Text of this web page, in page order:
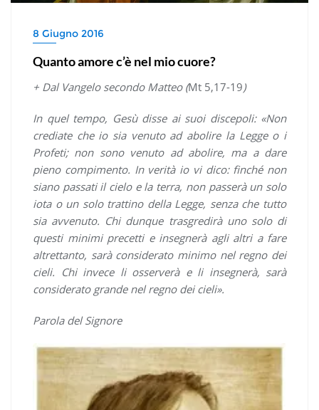
8 Giugno 2016
Quanto amore c’è nel mio cuore?
+ Dal Vangelo secondo Matteo (Mt 5,17-19)
In quel tempo, Gesù disse ai suoi discepoli: «Non
crediate che io sia venuto ad abolire la Legge o i
Profeti; non sono venuto ad abolire, ma a dare
pieno compimento. In verità io vi dico: finché non
siano passati il cielo e la terra, non passerà un solo
iota o un solo trattino della Legge, senza che tutto
sia avvenuto. Chi dunque trasgredirà uno solo di
questi minimi precetti e insegnerà agli altri a fare
altrettanto, sarà considerato minimo nel regno dei
cieli. Chi invece li osserverà e li insegnerà, sarà
considerato grande nel regno dei cieli».
Parola del Signore